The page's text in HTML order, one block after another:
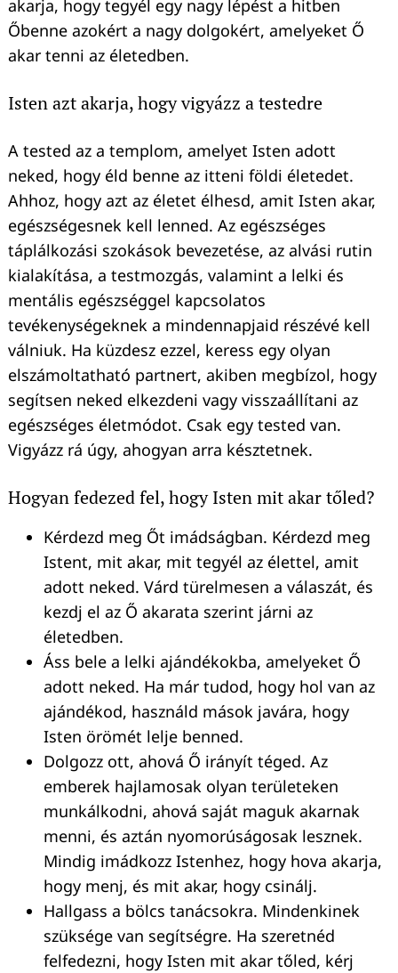
akarja, hogy tegyél egy nagy lépést a hitben
Őbenne azokért a nagy dolgokért, amelyeket Ő
akar tenni az életedben.
Isten azt akarja, hogy vigyázz a testedre
A tested az a templom, amelyet Isten adott
neked, hogy éld benne az itteni földi életedet.
Ahhoz, hogy azt az életet élhesd, amit Isten akar,
egészségesnek kell lenned. Az egészséges
táplálkozási szokások bevezetése, az alvási rutin
kialakítása, a testmozgás, valamint a lelki és
mentális egészséggel kapcsolatos
tevékenységeknek a mindennapjaid részévé kell
válniuk. Ha küzdesz ezzel, keress egy olyan
elszámoltatható partnert, akiben megbízol, hogy
segítsen neked elkezdeni vagy visszaállítani az
egészséges életmódot. Csak egy tested van.
Vigyázz rá úgy, ahogyan arra késztetnek.
Hogyan fedezed fel, hogy Isten mit akar tőled?
Kérdezd meg Őt imádságban. Kérdezd meg
Istent, mit akar, mit tegyél az élettel, amit
adott neked. Várd türelmesen a válaszát, és
kezdj el az Ő akarata szerint járni az
életedben.
Áss bele a lelki ajándékokba, amelyeket Ő
adott neked. Ha már tudod, hogy hol van az
ajándékod, használd mások javára, hogy
Isten örömét lelje benned.
Dolgozz ott, ahová Ő irányít téged. Az
emberek hajlamosak olyan területeken
munkálkodni, ahová saját maguk akarnak
menni, és aztán nyomorúságosak lesznek.
Mindig imádkozz Istenhez, hogy hova akarja,
hogy menj, és mit akar, hogy csinálj.
Hallgass a bölcs tanácsokra. Mindenkinek
szüksége van segítségre. Ha szeretnéd
felfedezni, hogy Isten mit akar tőled, kérj